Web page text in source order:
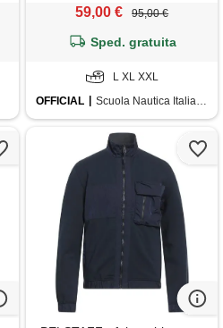
59,00 € 95,00 €
Sped. gratuita
L XL XXL
OFFICIAL
Scuola Nautica Italiana